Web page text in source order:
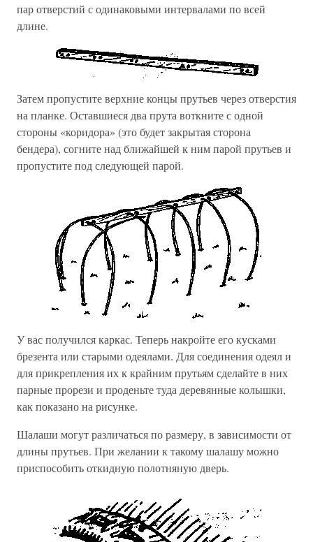
пар отверстий с одинаковыми интервалами по всей
длине.
Затем пропустите верхние концы прутьев через отверстия
на планке. Оставшиеся два прута воткните с одной
стороны «коридора» (это будет закрытая сторона
бендера), согните над ближайшей к ним парой прутьев и
пропустите под следующей парой.
У вас получился каркас. Теперь накройте его кусками
брезента или старыми одеялами. Для соединения одеял и
для прикрепления их к крайним прутьям сделайте в них
парные прорези и проденьте туда деревянные колышки,
как показано на рисунке.
Шалаши могут различаться по размеру, в зависимости от
длины прутьев. При желании к такому шалашу можно
приспособить откидную полотняную дверь.